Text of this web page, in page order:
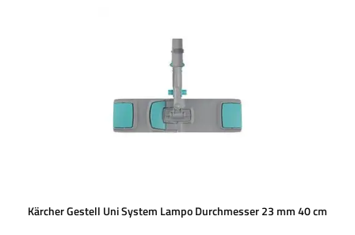
Kärcher Gestell Uni System Lampo Durchmesser 23 mm 40 cm